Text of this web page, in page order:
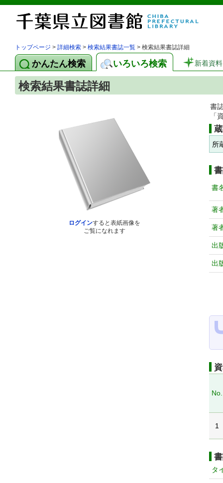
トップページ > 詳細検索 > 検索結果書誌一覧 > 検索結果書誌詳細
かんたん検索 いろいろ検索 新着資料
検索結果書誌詳細
ログインすると表紙画像を
ご覧になれます
書
「
所
書
著
著
出
出
No.
1
タ